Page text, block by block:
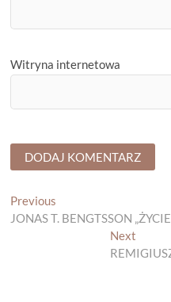
Witryna internetowa
Nawigacja
wpisu
Previous
post:
JONAS T. BENGTSSON
NextNext
post: